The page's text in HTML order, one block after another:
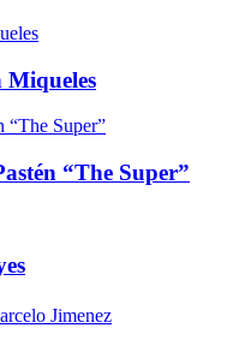
Miqueles
“The Super”